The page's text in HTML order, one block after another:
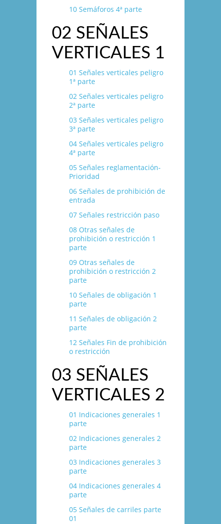
10 Semáforos 4ª parte
02 SEÑALES
VERTICALES 1
01 Señales verticales peligro
1ª parte
02 Señales verticales peligro
2ª parte
03 Señales verticales peligro
3ª parte
04 Señales verticales peligro
4ª parte
05 Señales reglamentación-
Prioridad
06 Señales de prohibición de
entrada
07 Señales restricción paso
08 Otras señales de
prohibición o restricción 1
parte
09 Otras señales de
prohibición o restricción 2
parte
10 Señales de obligación 1
parte
11 Señales de obligación 2
parte
12 Señales Fin de prohibición
o restricción
03 SEÑALES
VERTICALES 2
01 Indicaciones generales 1
parte
02 Indicaciones generales 2
parte
03 Indicaciones generales 3
parte
04 Indicaciones generales 4
parte
05 Señales de carriles parte
01